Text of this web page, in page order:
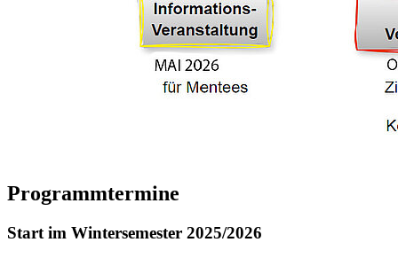
Programmtermine
Start im Wintersemester 2025/2026